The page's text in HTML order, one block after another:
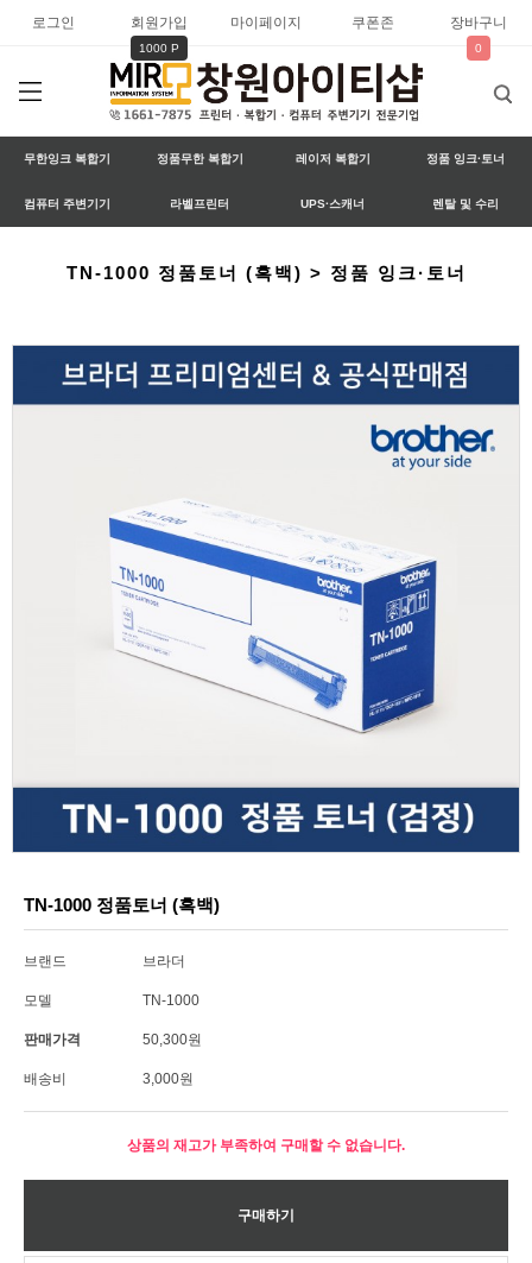
로그인 회원가입
1000 P
마이페이지 쿠폰존 장바구니
0
무한잉크 복합기 정품무한 복합기 레이저 복합기 정품 잉크·토너
컴퓨터 주변기기 라벨프린터 UPS·스캐너 렌탈 및 수리
TN-1000 정품토너 (흑백) > 정품 잉크·토너
TN-1000 정품토너 (흑백)
브랜드 브라더
모델 TN-1000
판매가격 50,300원
배송비 3,000원
상품의 재고가 부족하여 구매할 수 없습니다.